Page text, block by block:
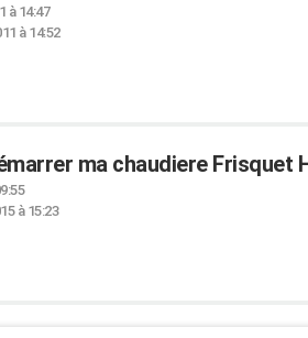
à 14:47
à 14:52
ma chaudiere Frisquet
à 15:23